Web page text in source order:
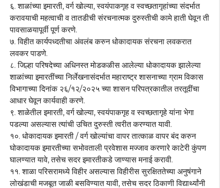
६. शाळांच्या इमारती, वर्ग खोल्या, स्वयंपाकगृह व स्वच्छतागृहांच्या संदर्भात
करावयाची महत्वाची व तातडीची संरचनात्मक दुरुस्तीची कामे हाती घेवून ती
पावसाळयापूर्वी पूर्ण करणे.
७. विहीत कार्यपध्दतीचा अंवलंब करुन धोकादायक संरचना लवकरात
लवकर पाडणे.
८. जिल्हा परिषदेच्या अधिनस्त मोडकळीस आलेल्या धोकादायक झालेल्या
शाळांच्या इमारतींच्या निर्लेखनासंदर्भात महाराष्ट्र शासनाच्या ग्राम विकास
विभागाच्या दिनांक २६/१२/२०२५ च्या शासन परिपत्रकातील तरतूदींचा
आधार घेवून कार्यवाही करणे.
९. शाळेतील इमारती, वर्ग खोल्या, स्वयंपाकगृह व स्वच्छतागृहे यांना भेगा
पडल्या असल्यास त्यांची उचित दुरुस्ती त्वरीत करण्यात यावी.
१०. धोकादायक इमारती / वर्ग खोल्यांचा वापर तात्काळ वापर बंद करुन
घोकादायक इमारतीच्या सभोवताली प्रवेशास मज्जाव करणारे काटेरी कुंपण
घालण्यात यावे, तसेच सदर इमारतीकडे जाण्यास मनाई करावी.
११. शाळा परिसरामध्ये विहीर असल्यास विहीरीस सुरक्षिततेच्या अनुषंगाने
लोखंडाची मजबूत जाळी बसविण्यात यावी, तसेच सदर ठिकाणी विद्यार्थ्यांनी